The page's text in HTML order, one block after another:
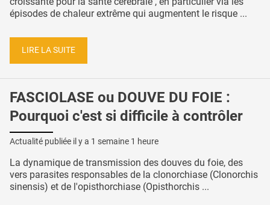
épisodes de chaleur extrême qui augmentent le risque ...
LIRE LA SUITE
FASCIOLASE ou DOUVE DU FOIE :
Pourquoi c'est si difficile à contrôler
Actualité publiée il y a 1 semaine 1 heure
La dynamique de transmission des douves du foie, des
vers parasites responsables de la clonorchiase (Clonorchis
sinensis) et de l'opisthorchiase (Opisthorchis ...